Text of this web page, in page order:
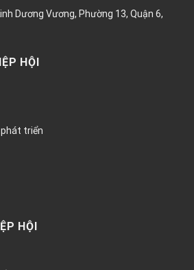
Dương Vương, Phường 13, Quận 6,
HỘI
triển
HỘI